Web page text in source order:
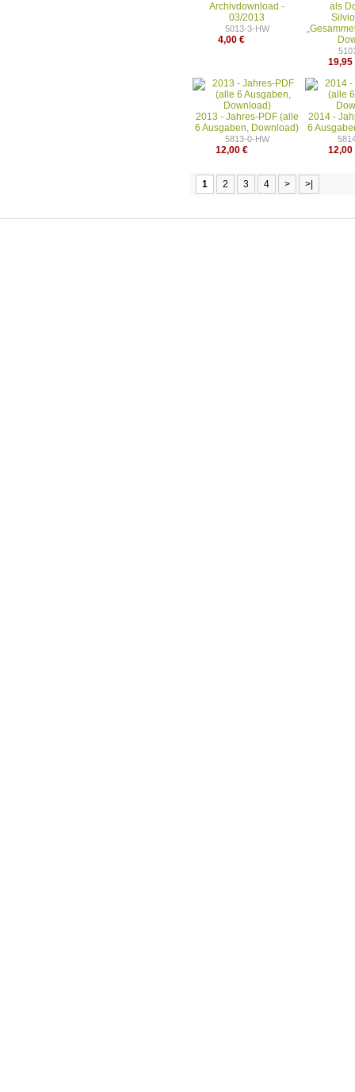
Archivdownload -
03/2013
5013-3-HW
4,00 €
19,95
2013 - Jahres-PDF (alle
6 Ausgaben, Download)
5813-0-HW
12,00 €
2014 -
6
12,00
1 2 3 4 > >|